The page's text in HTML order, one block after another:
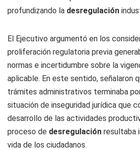
profundizando la desregulación
El Ejecutivo argumentó en los
proliferación regulatoria previa
normas e incertidumbre sobre la
aplicable. En este sentido, señalaron
trámites administrativos terminaba
situación de inseguridad jurídica que
desarrollo de las actividades
proceso de desregulación resultaba
vida de los ciudadanos.